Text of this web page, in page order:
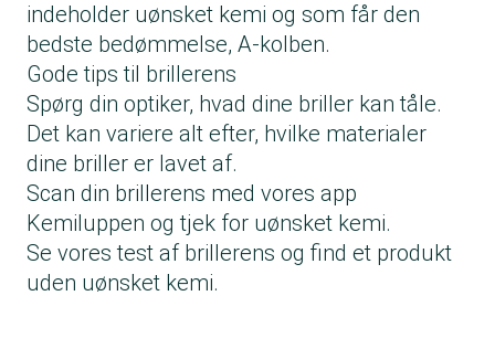
indeholder uønsket kemi og som får den
bedste bedømmelse, A-kolben.
Gode tips til brillerens
Spørg din optiker, hvad dine briller kan tåle.
Det kan variere alt efter, hvilke materialer
dine briller er lavet af.
Scan din brillerens med vores app
Kemiluppen og tjek for uønsket kemi.
Se vores test af brillerens og find et produkt
uden uønsket kemi.